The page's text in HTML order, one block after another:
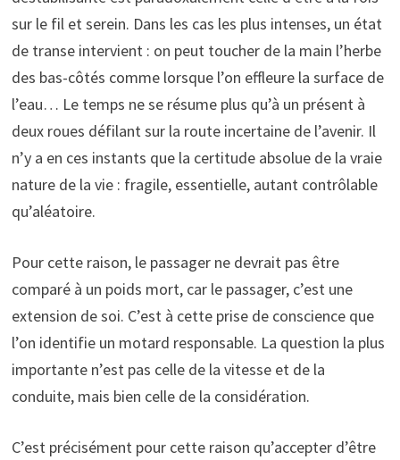
sur le fil et serein. Dans les cas les plus intenses, un état
de transe intervient : on peut toucher de la main l’herbe
des bas-côtés comme lorsque l’on effleure la surface de
l’eau… Le temps ne se résume plus qu’à un présent à
deux roues défilant sur la route incertaine de l’avenir. Il
n’y a en ces instants que la certitude absolue de la vraie
nature de la vie : fragile, essentielle, autant contrôlable
qu’aléatoire.
Pour cette raison, le passager ne devrait pas être
comparé à un poids mort, car le passager, c’est une
extension de soi. C’est à cette prise de conscience que
l’on identifie un motard responsable. La question la plus
importante n’est pas celle de la vitesse et de la
conduite, mais bien celle de la considération.
C’est précisément pour cette raison qu’accepter d’être